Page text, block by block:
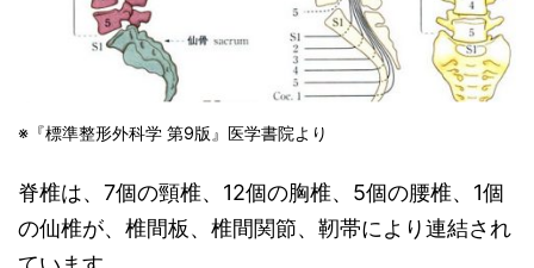
※ 『標準整形外科学 第9版』医学書院より
脊椎は、7個の頸椎、12個の胸椎、5個の腰椎、1個
の仙椎が、椎間板、椎間関節、靭帯により連結され